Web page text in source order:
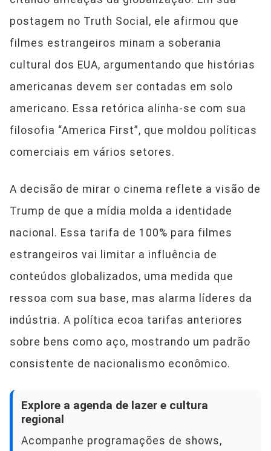
postagem no Truth Social, ele afirmou que
filmes estrangeiros minam a soberania
cultural dos EUA, argumentando que histórias
americanas devem ser contadas em solo
americano. Essa retórica alinha-se com sua
filosofia “America First”, que moldou políticas
comerciais em vários setores.
A decisão de mirar o cinema reflete a visão de
Trump de que a mídia molda a identidade
nacional. Essa tarifa de 100% para filmes
estrangeiros vai limitar a influência de
conteúdos globalizados, uma medida que
ressoa com sua base, mas alarma líderes da
indústria. A política ecoa tarifas anteriores
sobre bens como aço, mostrando um padrão
consistente de nacionalismo econômico.
Explore a agenda de lazer e cultura
regional
Acompanhe programações de shows,